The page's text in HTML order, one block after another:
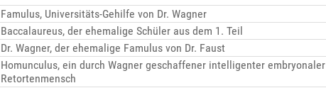
Famulus, Universitäts-Gehilfe von Dr. Wagner
Baccalaureus, der ehemalige Schüler aus dem 1. Teil
Dr. Wagner, der ehemalige Famulus von Dr. Faust
Homunculus, ein durch Wagner geschaffener intelligenter embryonaler
Retortenmensch